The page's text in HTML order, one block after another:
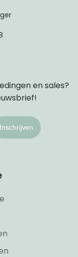
en sales?
Inschrijven